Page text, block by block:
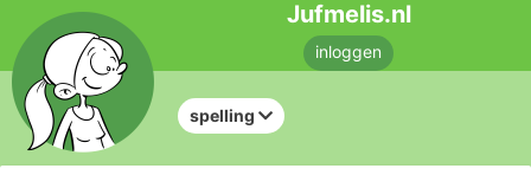
Jufmelis.nl
inloggen
spelling